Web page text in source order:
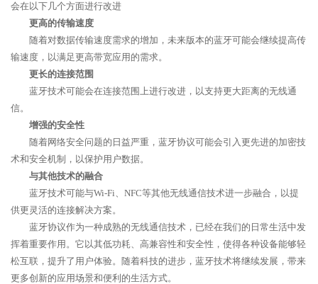
会在以下几个方面进行改进
更高的传输速度
随着对数据传输速度需求的增加，未来版本的蓝牙可能会继续提高传
输速度，以满足更高带宽应用的需求。
更长的连接范围
蓝牙技术可能会在连接范围上进行改进，以支持更大距离的无线通
信。
增强的安全性
随着网络安全问题的日益严重，蓝牙协议可能会引入更先进的加密技
术和安全机制，以保护用户数据。
与其他技术的融合
蓝牙技术可能与Wi-Fi、NFC等其他无线通信技术进一步融合，以提
供更灵活的连接解决方案。
蓝牙协议作为一种成熟的无线通信技术，已经在我们的日常生活中发
挥着重要作用。它以其低功耗、高兼容性和安全性，使得各种设备能够轻
松互联，提升了用户体验。随着科技的进步，蓝牙技术将继续发展，带来
更多创新的应用场景和便利的生活方式。